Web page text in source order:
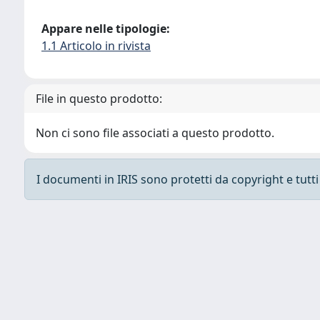
Appare nelle tipologie:
1.1 Articolo in rivista
File in questo prodotto:
Non ci sono file associati a questo prodotto.
I documenti in IRIS sono protetti da copyright e